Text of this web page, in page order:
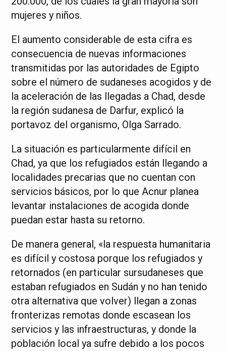
mujeres y niños.
El aumento considerable de esta cifra es
consecuencia de nuevas informaciones
transmitidas por las autoridades de Egipto
sobre el número de sudaneses acogidos y de
la aceleración de las llegadas a Chad, desde
la región sudanesa de Darfur, explicó la
portavoz del organismo, Olga Sarrado.
La situación es particularmente difícil en
Chad, ya que los refugiados están llegando a
localidades precarias que no cuentan con
servicios básicos, por lo que Acnur planea
levantar instalaciones de acogida donde
puedan estar hasta su retorno.
De manera general, «la respuesta humanitaria
es difícil y costosa porque los refugiados y
retornados (en particular sursudaneses que
estaban refugiados en Sudán y no han tenido
otra alternativa que volver) llegan a zonas
fronterizas remotas donde escasean los
servicios y las infraestructuras, y donde la
población local ya sufre debido a los pocos